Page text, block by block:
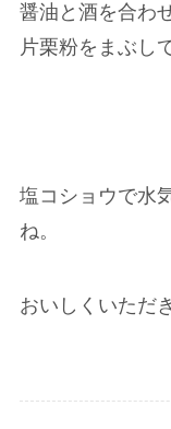
醤油と酒を合わ
片栗粉をまぶし
塩コショウで水
ね。
おいしくいただ